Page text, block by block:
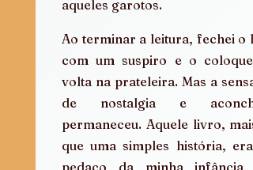
aqueles garotos.
Ao terminar a leitura, fechei o
com um suspiro e o coloquei
volta na prateleira. Mas a
de nostalgia e
permaneceu. Aquele livro,
que uma simples história, era
pedaço da minha infância,